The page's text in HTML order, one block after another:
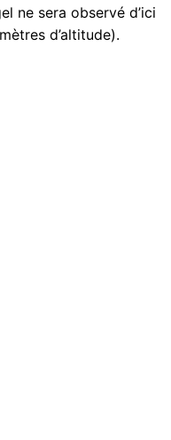
ne sera observé d’ici
d’altitude).